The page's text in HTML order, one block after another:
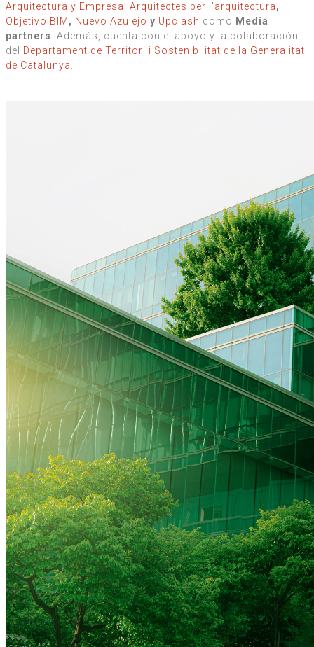
Arquitectura y Empresa, Arquitectes per l’arquitectura,
Objetivo BIM, Nuevo Azulejo y Upclash como Media
partners. Además, cuenta con el apoyo y la colaboración
del Departament de Territori i Sostenibilitat de la Generalitat
de Catalunya.